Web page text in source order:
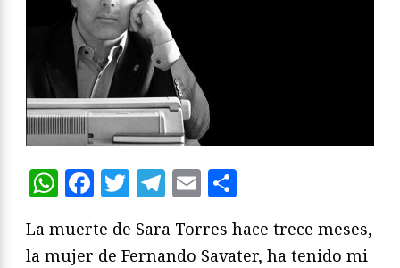
WhatsApp
Facebook
Twitter
Telegram
Email
La muerte de Sara Torres hace trece meses,
la mujer de Fernando Savater, ha tenido mi